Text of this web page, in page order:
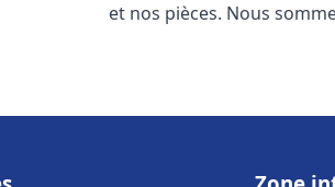
et nos pièces. Nous